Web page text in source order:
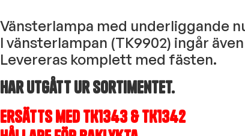
Vänsterlampa med underliggande
I vänsterlampan (TK9902) ingår
Levereras komplett med fästen.
Har utgått ur sortimentet.
Ersätts med TK1343 & TK1342